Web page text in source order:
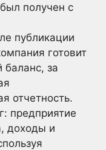
получен с
публикации
готовит
баланс, за
отчетность.
предприятие
доходы и